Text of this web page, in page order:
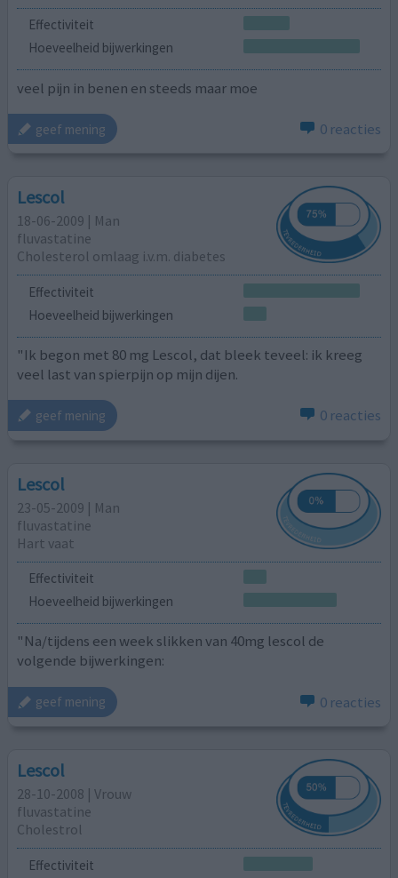
Effectiviteit
Hoeveelheid bijwerkingen
veel pijn in benen en steeds maar moe
geef mening 0 reacties
Lescol
18-06-2009 | Man
fluvastatine
Cholesterol omlaag i.v.m. diabetes
Effectiviteit
Hoeveelheid bijwerkingen
"Ik begon met 80 mg Lescol, dat bleek teveel: ik kreeg
veel last van spierpijn op mijn dijen.
geef mening 0 reacties
Lescol
23-05-2009 | Man
fluvastatine
Hart vaat
Effectiviteit
Hoeveelheid bijwerkingen
"Na/tijdens een week slikken van 40mg lescol de
volgende bijwerkingen:
geef mening 0 reacties
Lescol
28-10-2008 | Vrouw
fluvastatine
Cholestrol
Effectiviteit